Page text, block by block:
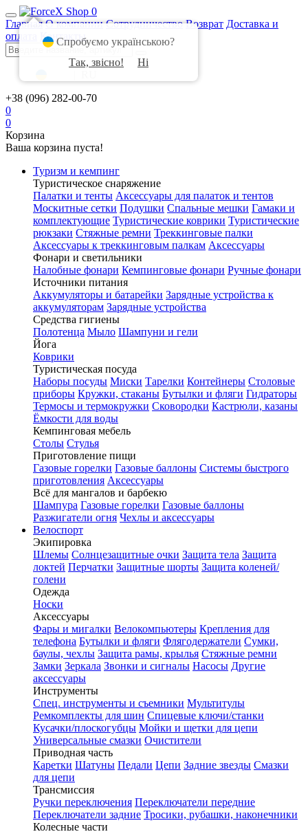
0
Главная О компании Сотрудничество Возврат Доставка и
оплата
Контакты
+38 (096) 282-00-70
0
0
Корзина
Ваша корзина пуста!
Туризм и кемпинг
Туристическое снаряжение
Палатки и тенты Аксессуары для палаток и тентов
Москитные сетки Подушки Спальные мешки Гамаки и
комплектующие Туристические коврики Туристические
рюкзаки Стяжные ремни Треккинговые палки
Аксессуары к треккинговым палкам Аксессуары
Фонари и светильники
Налобные фонари Кемпинговые фонари Ручные фонари
Источники питания
Аккумуляторы и батарейки Зарядные устройства к
аккумуляторам Зарядные устройства
Средства гигиены
Полотенца Мыло Шампуни и гели
Йога
Коврики
Туристическая посуда
Наборы посуды Миски Тарелки Контейнеры Столовые
приборы Кружки, стаканы Бутылки и фляги Гидраторы
Термосы и термокружки Сковородки Кастрюли, казаны
Ёмкости для воды
Кемпинговая мебель
Столы Стулья
Приготовление пищи
Газовые горелки Газовые баллоны Системы быстрого
приготовления Аксессуары
Всё для мангалов и барбекю
Шампура Газовые горелки Газовые баллоны
Разжигатели огня Чехлы и аксессуары
Велоспорт
Экипировка
Шлемы Солнцезащитные очки Защита тела Защита
локтей Перчатки Защитные шорты Защита коленей/
голени
Одежда
Носки
Аксессуары
Фары и мигалки Велокомпьютеры Крепления для
телефона Бутылки и фляги Флягодержатели Сумки,
баулы, чехлы Защита рамы, крылья Стяжные ремни
Замки Зеркала Звонки и сигналы Насосы Другие
аксессуары
Инструменты
Спец. инструменты и съемники Мультитулы
Ремкомплекты для шин Спицевые ключи/станки
Кусачки/плоскогубцы Мойки и щетки для цепи
Универсальные смазки Очистители
Приводная часть
Каретки Шатуны Педали Цепи Задние звезды Смазки
для цепи
Трансмиссия
Ручки переключения Переключатели передние
Переключатели задние Тросики, рубашки, наконечники
Колесные части
Спробуємо українською?
Так, звісно!
Ні